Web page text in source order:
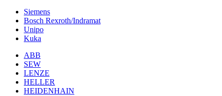
Siemens
Bosch Rexroth/Indramat
Unipo
Kuka
ABB
SEW
LENZE
HELLER
HEIDENHAIN